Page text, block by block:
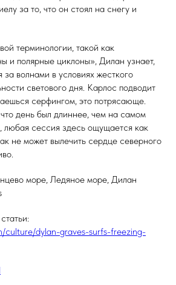
за то, что он стоял на снегу и
терминологии, такой как
и полярные циклоны», Дилан узнает,
за волнами в условиях жесткого
светового дня. Карлос подводит
серфингом, это потрясающе.
день был длиннее, чем на самом
любая сессия здесь ощущается как
не может вылечить сердце северного
море, Ледяное море, Дилан
culture/dylan-graves-surfs-freezing-